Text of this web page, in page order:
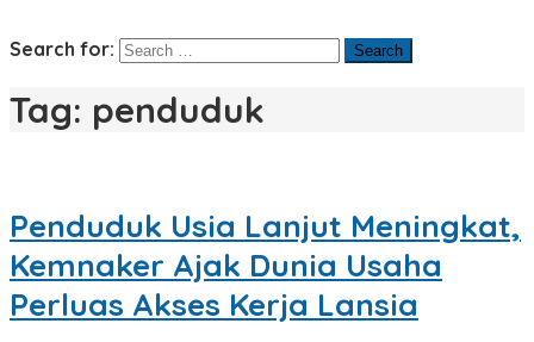
Search for:
Tag: penduduk
Penduduk Usia Lanjut Meningkat,
Kemnaker Ajak Dunia Usaha
Perluas Akses Kerja Lansia